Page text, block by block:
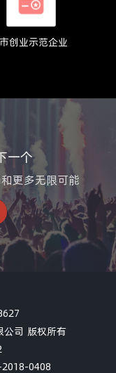
创业示范企业
一个
更多无限可能
公司 版权所有
0408